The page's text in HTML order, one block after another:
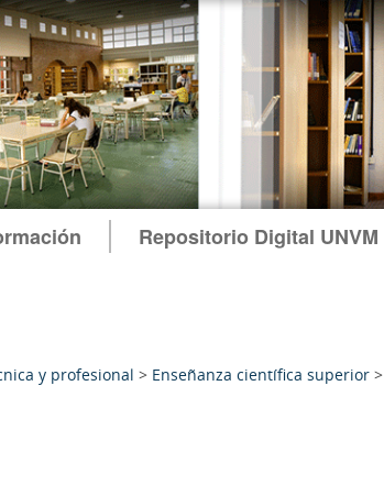
Repositorio Digital UNVM
y profesional > Enseñanza científica superior >